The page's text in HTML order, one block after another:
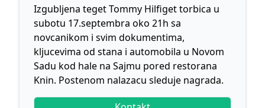
Izgubljena teget Tommy Hilfiget torbica u
subotu 17.septembra oko 21h sa
novcanikom i svim dokumentima,
kljucevima od stana i automobila u Novom
Sadu kod hale na Sajmu pored restorana
Knin. Postenom nalazacu sleduje nagrada.